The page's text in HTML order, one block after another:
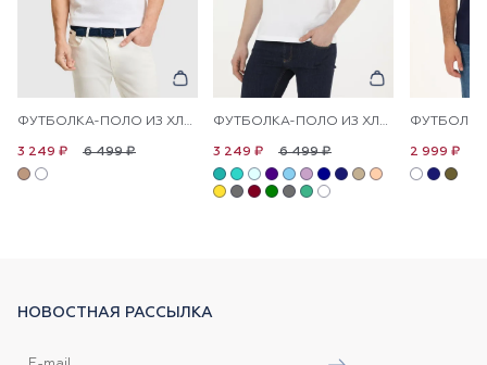
ФУТБОЛКА-ПОЛО ИЗ ХЛОПКА С КОНТРАСТНОЙ ОКАНТОВКОЙ
6 499 ₽
3 249 ₽
ФУТБОЛКА-ПОЛО ИЗ ХЛОПКА
6 499 ₽
3 249 ₽ 2 999 ₽
НОВОСТНАЯ РАССЫЛКА